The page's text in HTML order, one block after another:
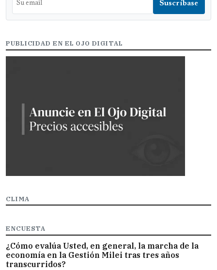
PUBLICIDAD EN EL OJO DIGITAL
CLIMA
ENCUESTA
¿Cómo evalúa Usted, en general, la marcha de la
economía en la Gestión Milei tras tres años
transcurridos?